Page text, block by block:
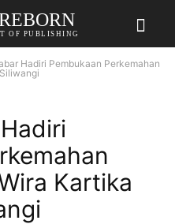
OF PUBLISHING
Hadiri Pembukaan Perkemahan
Kartika